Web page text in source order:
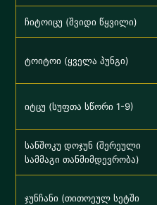
ჩიტოიცუ (შვიდი წყვილი)
ტოიტოი (ყველა პუნგი)
იტცუ (სუფთა სწორი 1-9)
სანშოკუ დოჯუნ (შერეული
სამმაგი თანმიმდევრობა)
ჯუნჩანი (თითოეულ სეტში